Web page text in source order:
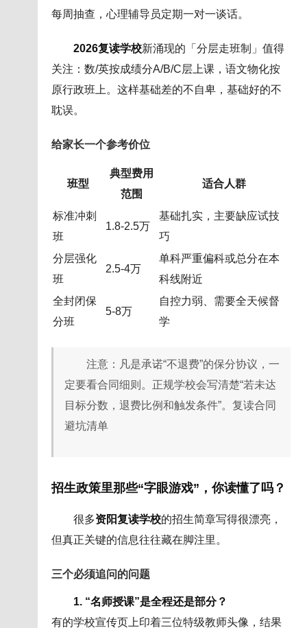
每周抽查，心理辅导员定期一对一谈话。
2026复读学校新涌现的「分层走班制」值得
关注：数/英按成绩分A/B/C层上课，语文物化按
原行政班上。这样基础差的不自卑，基础好的不
耽误。
给家长一个参考价位
班型
典型费用
范围
适合人群
标准冲刺
班
1.8-2.5万
基础扎实，主要缺应试技
巧
分层强化
班
2.5-4万
单科严重偏科或总分在本
科线附近
全封闭保
分班
5-8万
自控力弱、需要全天候督
学
注意：凡是承诺“不退费”的保分协议，一
定要看合同细则。正规学校会写清楚“若未达
目标分数，退费比例和触发条件”。复读合同
避坑清单
招生政策里那些“字眼游戏”，你读懂了吗？
很多资阳复读学校的招生简章写得很漂亮，
但真正关键的信息往往藏在脚注里。
三个必须追问的问题
1. “名师授课”是全程还是部分？
有的学校宣传页上印着三位特级教师头像，结果